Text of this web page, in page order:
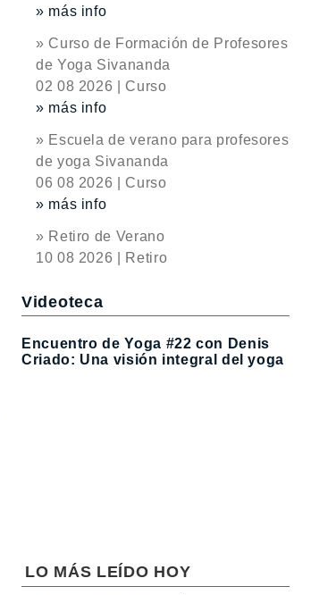
» más info
» Curso de Formación de Profesores
de Yoga Sivananda
02 08 2026 | Curso
» más info
» Escuela de verano para profesores
de yoga Sivananda
06 08 2026 | Curso
» más info
» Retiro de Verano
10 08 2026 | Retiro
Videoteca
Encuentro de Yoga #22 con Denis
Criado: Una visión integral del yoga
LO MÁS LEÍDO HOY